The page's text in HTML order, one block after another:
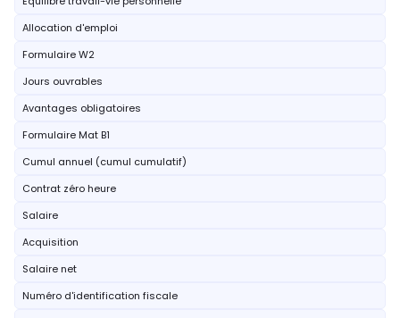
Allocation d'emploi
Formulaire W2
Jours ouvrables
Avantages obligatoires
Formulaire Mat B1
Cumul annuel (cumul cumulatif)
Contrat zéro heure
Salaire
Acquisition
Salaire net
Numéro d'identification fiscale